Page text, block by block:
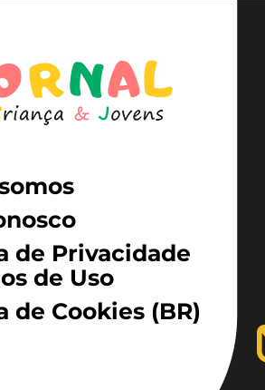
de Privacidade
de Uso
de Cookies (BR)